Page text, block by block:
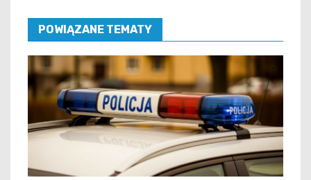
POWIĄZANE TEMATY